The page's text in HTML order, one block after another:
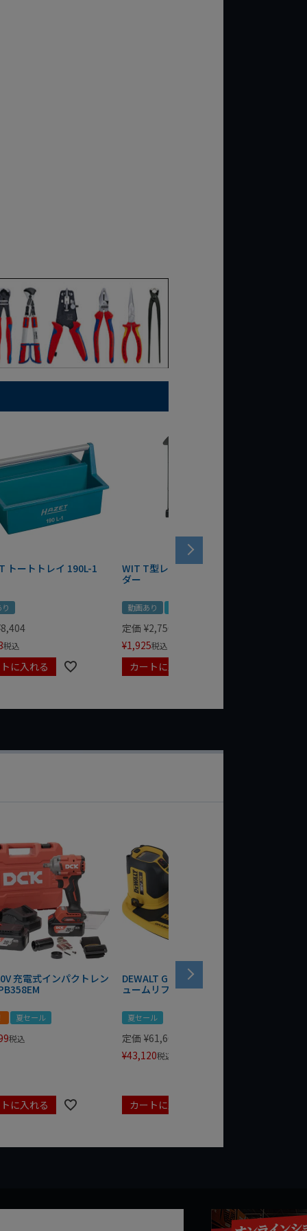
トートトレイ 190L-1
り
8,404
税込
に入れる
WIT T型レンチマグネットホル
ダー
動画あり
定価 ¥2,750
¥1,925税込
カートに入れる
充電式インパクトレン
夏セール
税込
に入れる
DEWALT GRABO 18V電動バキ
ュームリフター DCE590N-XJ
夏セール
定価 ¥61,600
¥43,120税込
カートに入れる